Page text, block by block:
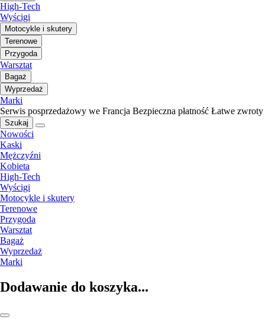
High-Tech
Wyścigi
Motocykle i skutery
Terenowe
Przygoda
Warsztat
Bagaż
Wyprzedaż
Marki
Serwis posprzedażowy we Francja Bezpieczna płatność Łatwe zwroty
Szukaj
Nowości
Kaski
Mężczyźni
Kobieta
High-Tech
Wyścigi
Motocykle i skutery
Terenowe
Przygoda
Warsztat
Bagaż
Wyprzedaż
Marki
Dodawanie do koszyka...